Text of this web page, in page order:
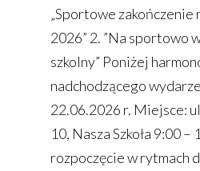
„Sportowe zakończenie
2026” 2. ”Na sportowo
szkolny” Poniżej
nadchodzącego
22.06.2026 r. Miejsce:
10, Nasza Szkoła 9:00
rozpoczęcie w rytmach